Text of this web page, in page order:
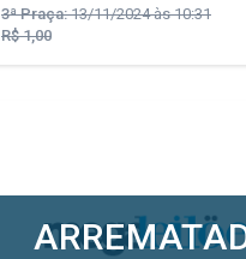
3ª Praça:13/11/2024 às 10:31
R$ 1,00